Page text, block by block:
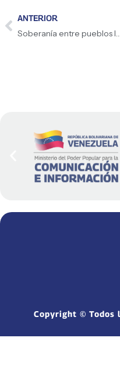
ANTERIOR
Soberanía entre pueblos latinoamericanos
Copyright © Todos